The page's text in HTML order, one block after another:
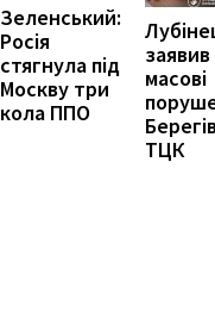
Зеленський:
Росія
стягнула під
Москву три
кола ППО
масові
ТЦК